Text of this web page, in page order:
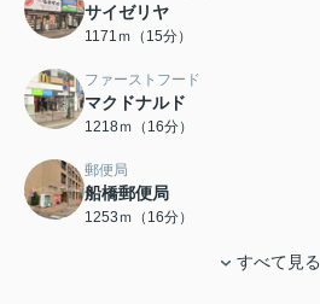
サイゼリヤ
1171ｍ（15分）
ファーストフード
マクドナルド
1218ｍ（16分）
郵便局
船橋郵便局
1253ｍ（16分）
すべて見る